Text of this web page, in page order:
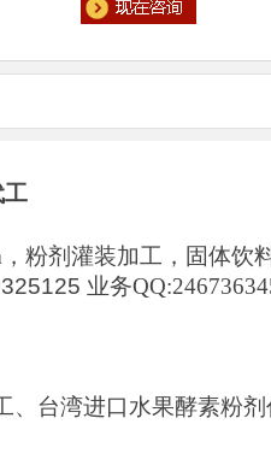
工
，粉剂灌装加工，固体饮
业务
台湾进口水果酵素粉